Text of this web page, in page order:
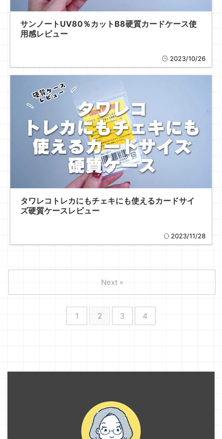
サンノートUV80％カットB8硬質カードケース使
用感レビュー
2023/10/26
タワレコトレカにもチェキにも使えるカードサイ
ズ硬質ケースレビュー
2023/11/28
1 2 3 4
Next »